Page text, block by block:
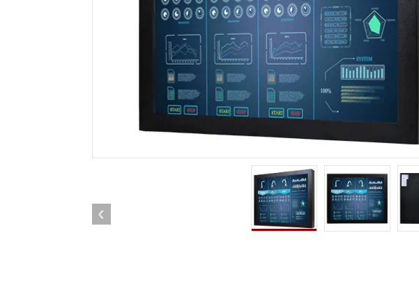
Android車載電腦
車載平板電腦
工業物聯網閘道器
無線電閘道器
強固型機器人控制器
邊緣運算人工智慧移動電腦
石油和天然氣, ATEX等級
ATEX等級強固型平板電腦
ATEX等級強固型手持行動電腦
ATEX等級工業電腦